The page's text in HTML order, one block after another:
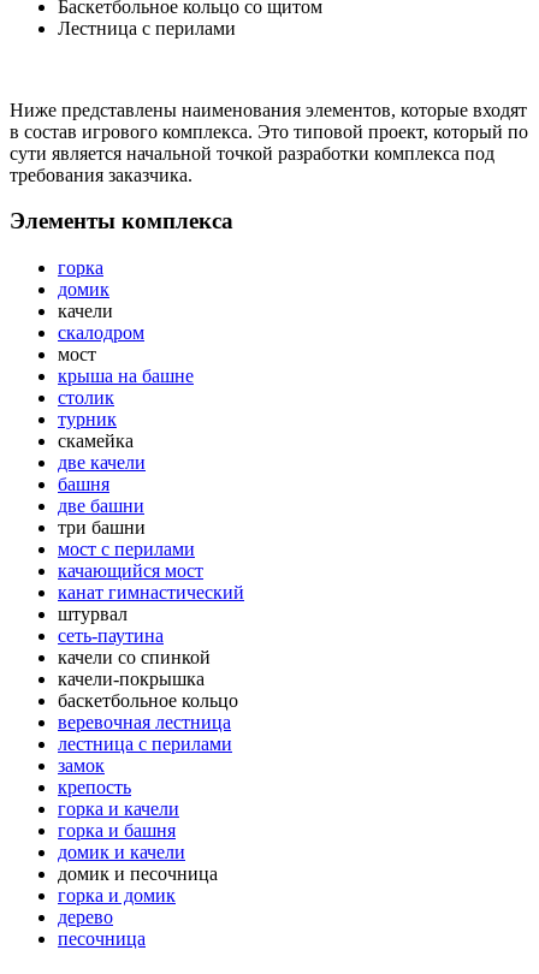
Баскетбольное кольцо со щитом
Лестница с перилами
Ниже представлены наименования элементов, которые входят
в состав игрового комплекса. Это типовой проект, который по
сути является начальной точкой разработки комплекса под
требования заказчика.
Элементы комплекса
горка
домик
качели
скалодром
мост
крыша на башне
столик
турник
скамейка
две качели
башня
две башни
три башни
мост с перилами
качающийся мост
канат гимнастический
штурвал
сеть-паутина
качели со спинкой
качели-покрышка
баскетбольное кольцо
веревочная лестница
лестница с перилами
замок
крепость
горка и качели
горка и башня
домик и качели
домик и песочница
горка и домик
дерево
песочница